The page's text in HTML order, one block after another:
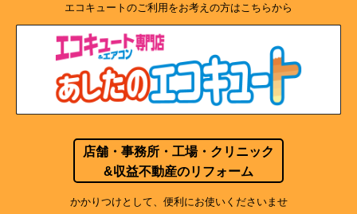
エコキュートのご利用をお考えの方はこちらから
店舗・事務所・工場・クリニック
&収益不動産のリフォーム
かかりつけとして、便利にお使いくださいませ